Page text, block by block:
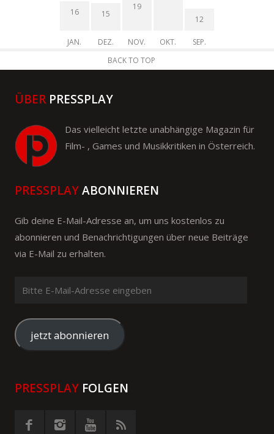
16
JAN.
15
DEZ.
19
NOV. OKT.
12
SEP.
BACK TO TOP
ÜBER PRESSPLAY
Das vielleicht letzte unabhängige Magazin für
Film- , Games und Musikkritiken in Österreich.
PRESSPLAYABONNIEREN
Gib deine E-Mail-Adresse an, um uns kostenlos zu
abonnieren und Benachrichtigungen über neue Beiträge
via E-Mail zu erhalten.
Mail-
Adresse
eingeben
jetzt abonnieren
PRESSPLAY FOLGEN